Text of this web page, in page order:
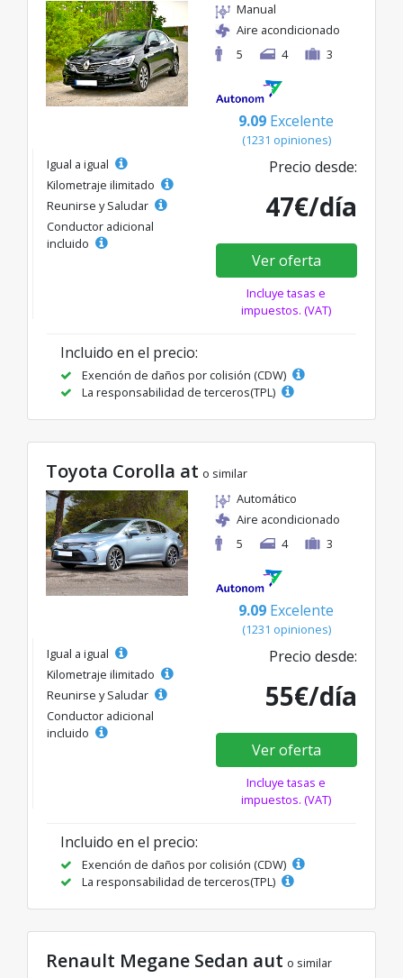
Manual
Aire acondicionado
5
4 3
9.09 Excelente
(1231 opiniones)
Igual a igual
Kilometraje ilimitado
Reunirse y Saludar
Conductor adicional
incluido
Precio desde:
47€/día
Ver oferta
Incluye tasas e
impuestos. (VAT)
Incluido en el precio:
Exención de daños por colisión (CDW)
La responsabilidad de terceros(TPL)
Toyota Corolla at o similar
Automático
Aire acondicionado
5
4 3
9.09 Excelente
(1231 opiniones)
Igual a igual
Kilometraje ilimitado
Reunirse y Saludar
Conductor adicional
incluido
Precio desde:
55€/día
Ver oferta
Incluye tasas e
impuestos. (VAT)
Incluido en el precio:
Exención de daños por colisión (CDW)
La responsabilidad de terceros(TPL)
Renault Megane Sedan aut o similar